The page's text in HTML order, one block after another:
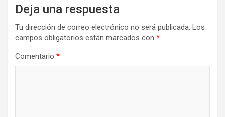
Deja una respuesta
Tu dirección de correo electrónico no será publicada. Los
campos obligatorios están marcados con *
Comentario *